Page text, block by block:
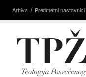
Arhiva Predmetni nastavnici